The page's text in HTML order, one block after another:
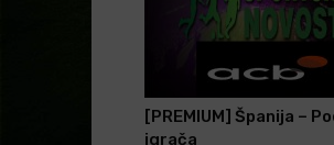
[PREMIUM] Španija –
igrača